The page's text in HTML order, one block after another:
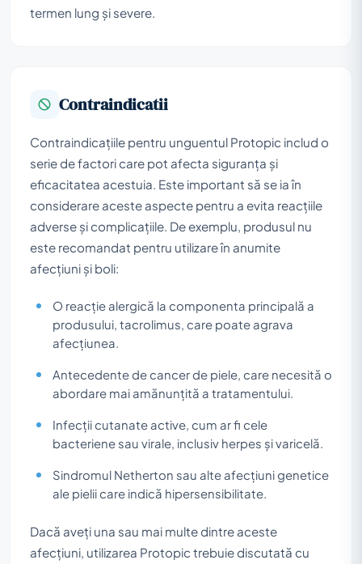
termen lung și severe.
Contraindicatii
Contraindicațiile pentru unguentul Protopic includ o
serie de factori care pot afecta siguranța și
eficacitatea acestuia. Este important să se ia în
considerare aceste aspecte pentru a evita reacțiile
adverse și complicațiile. De exemplu, produsul nu
este recomandat pentru utilizare în anumite
afecțiuni și boli:
O reacție alergică la componenta principală a
produsului, tacrolimus, care poate agrava
afecțiunea.
Antecedente de cancer de piele, care necesită o
abordare mai amănunțită a tratamentului.
Infecții cutanate active, cum ar fi cele
bacteriene sau virale, inclusiv herpes și varicelă.
Sindromul Netherton sau alte afecțiuni genetice
ale pielii care indică hipersensibilitate.
Dacă aveți una sau mai multe dintre aceste
afecțiuni, utilizarea Protopic trebuie discutată cu